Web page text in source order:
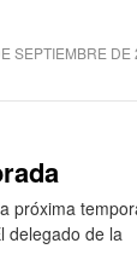
SEPTIEMBRE DE
próxima
delegado de la